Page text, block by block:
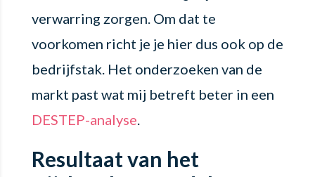
verwarring zorgen. Om dat te
voorkomen richt je je hier dus ook op de
bedrijfstak. Het onderzoeken van de
markt past wat mij betreft beter in een
DESTEP-analyse.
Resultaat van het